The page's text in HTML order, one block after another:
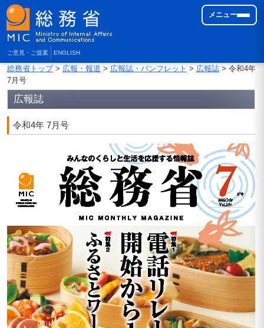
ご意見・ご提案 ENGLISH
メニュー
総務省トップ> 広報・報道 > 広報誌・パンフレット > 広報誌> 令和4年
7月号
広報誌
令和4年 7月号